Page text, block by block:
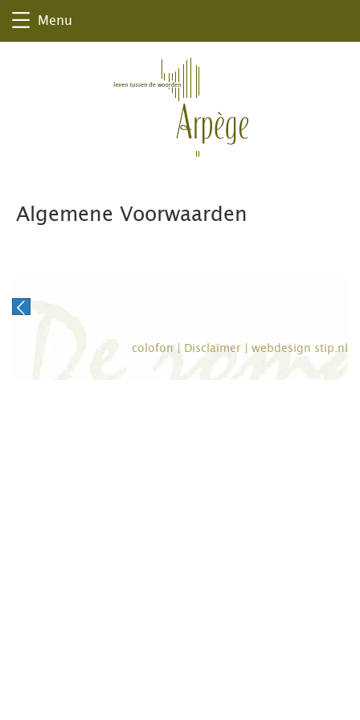
Menu
Algemene Voorwaarden
colofon Disclaimer webdesign stip.nl